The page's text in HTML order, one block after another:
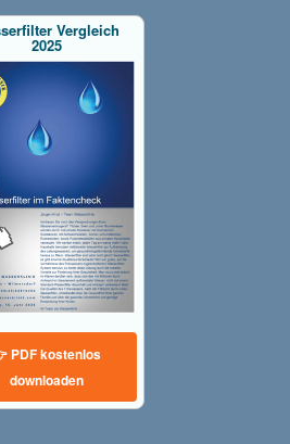
Vergleich
2025
PDF kostenlos
downloaden